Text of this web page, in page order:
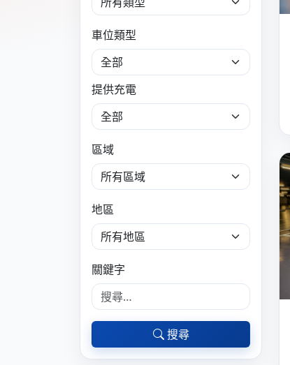
車位類型
提供充電
區域
地區
關鍵字
搜尋